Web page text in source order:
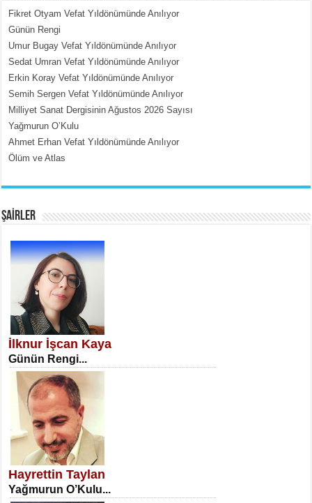
MEHMET ÇOBAN
İçerdeki Put Dışardaki Maskeler...
SATILMIŞ ÜMİT ÇETİNKAYA
Erkenlik...
NECLA DİLEK ARSLAN
Öğretmenler Günü Mahkemesi...
Fikret Otyam Vefat Yıldönümünde Anılıyor
Günün Rengi
Umur Bugay Vefat Yıldönümünde Anılıyor
Sedat Umran Vefat Yıldönümünde Anılıyor
Erkin Koray Vefat Yıldönümünde Anılıyor
Semih Sergen Vefat Yıldönümünde Anılıyor
Milliyet Sanat Dergisinin Ağustos 2026 Sayısı
Yağmurun O’Kulu
Ahmet Erhan Vefat Yıldönümünde Anılıyor
Ölüm ve Atlas
ŞAİRLER
İlknur İşcan Kaya
Günün Rengi...
Hayrettin Taylan
Yağmurun O’Kulu...